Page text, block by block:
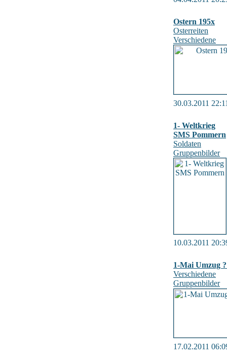
Ostern 195x
Osterreiten
Verschiedene
30.03.2011
1- Weltkrieg
SMS Pommern
Soldaten
Gruppenbilder
10.03.2011
1-Mai Umzug
Verschiedene
Gruppenbilder
17.02.2011